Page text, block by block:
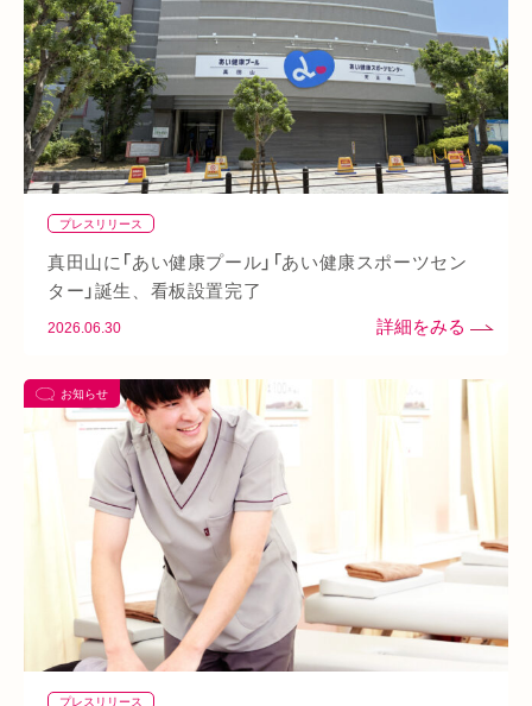
対応できる症状 上本町 土・祝営業 ダイエット
ふくらはぎ ストレス 背骨 腱鞘炎 腕
シワ・シミ・たるみ 手首 谷9 寒暖差 梅雨
四十肩 五十肩 代謝 めまい 眼精疲労 スマホ首
美肌 自律神経失調症 寝違え ぎっくり腰 美容鍼
熱中症 夏バテ
こむら返り ストレートネック
ファスティング 土・日・祝営業 筋緊張
ばね指 小顔 乾燥肌 地下街 本町
阪急桂駅 天満橋 天王寺 頸椎椎間板ヘルニア
整骨院 好転反応 脱水症状
なんばウォーク イオンタウン小阪 クリスタ長堀
駅構内 八戸ノ里駅 呼吸 春バテ
プレスリリース
真田山に「あい健康プール」「あい健康スポーツセン
ター」誕生、看板設置完了
2026.06.30
お知らせ
プレスリリース